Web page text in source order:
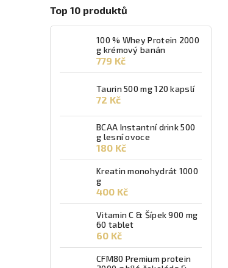
Top 10 produktů
100 % Whey Protein 2000
g krémový banán
779 Kč
Taurin 500 mg 120 kapslí
72 Kč
BCAA Instantní drink 500
g lesní ovoce
180 Kč
Kreatin monohydrát 1000
g
400 Kč
Vitamin C & Šípek 900 mg
60 tablet
60 Kč
CFM80 Premium protein